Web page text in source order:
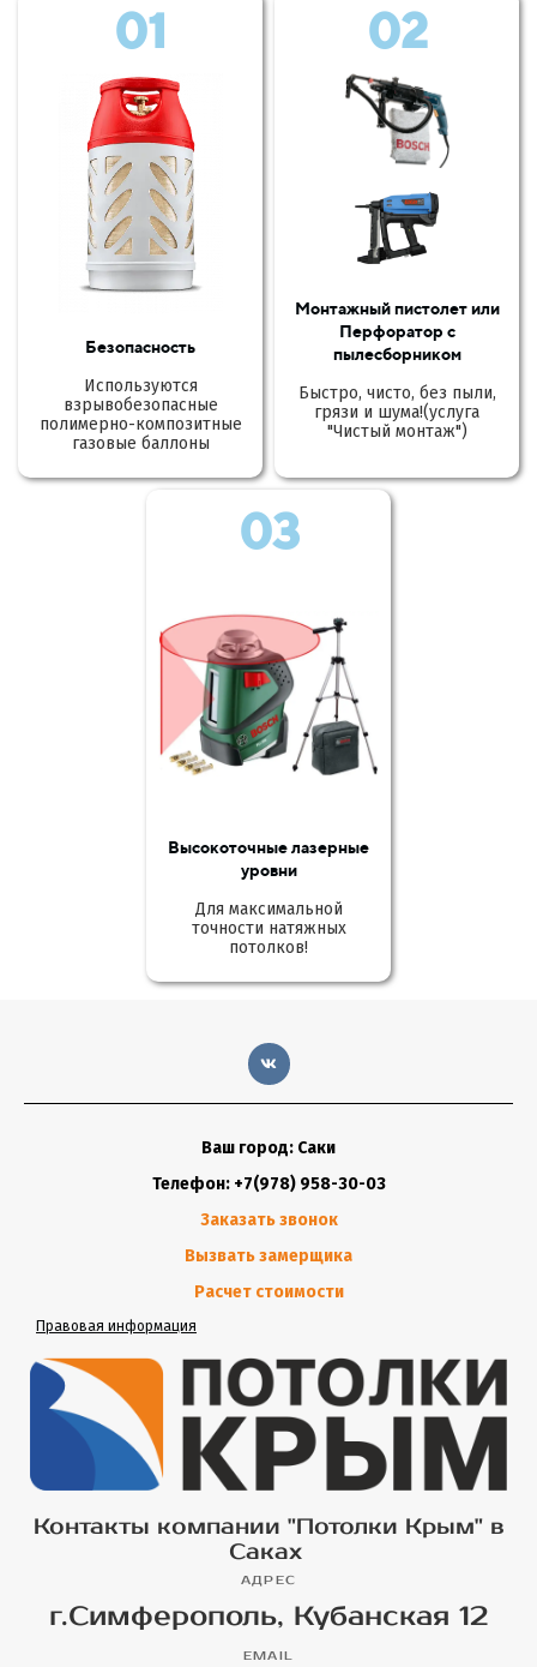
01
Безопасность
Используются
взрывобезопасные
полимерно-композитные
газовые баллоны
02
Монтажный пистолет или
Перфоратор с
пылесборником
Быстро, чисто, без пыли,
грязи и шума!(услуга
"Чистый монтаж")
03
Высокоточные лазерные
уровни
Для максимальной
точности натяжных
потолков!
Ваш город: Саки
Телефон: +7(978) 958-30-03
Заказать звонок
Вызвать замерщика
Расчет стоимости
Правовая информация
Контакты компании "Потолки Крым" в
Саках
АДРЕС
г.Симферополь, Кубанская 12
EMAIL